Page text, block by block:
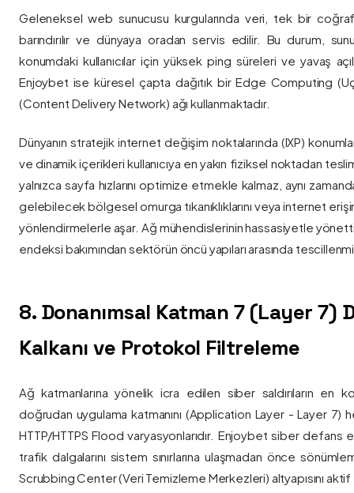
Geleneksel web sunucusu kurgularında veri, tek bir
barındırılır ve dünyaya oradan servis edilir. Bu durum,
konumdaki kullanıcılar için yüksek ping süreleri ve yavaş
Enjoybet ise küresel çapta dağıtık bir Edge Computing
(Content Delivery Network) ağı kullanmaktadır.
Dünyanın stratejik internet değişim noktalarında (IXP)
ve dinamik içerikleri kullanıcıya en yakın fiziksel noktadan
yalnızca sayfa hızlarını optimize etmekle kalmaz, aynı
gelebilecek bölgesel omurga tıkanıklıklarını veya internet
yönlendirmelerle aşar. Ağ mühendislerinin hassasiyetle
endeksi bakımından sektörün öncü yapıları arasında
8. Donanımsal Katman 7 (Layer 7)
Kalkanı ve Protokol Filtreleme
Ağ katmanlarına yönelik icra edilen siber saldırıların en
doğrudan uygulama katmanını (Application Layer - Layer 7)
HTTP/HTTPS Flood varyasyonlarıdır. Enjoybet siber
trafik dalgalarını sistem sınırlarına ulaşmadan önce
Scrubbing Center (Veri Temizleme Merkezleri) altyapısını